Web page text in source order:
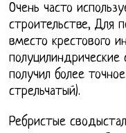
Очень часто
строительстве, Для
вместо крестового
получил более
стрельчатый).
Ребристые